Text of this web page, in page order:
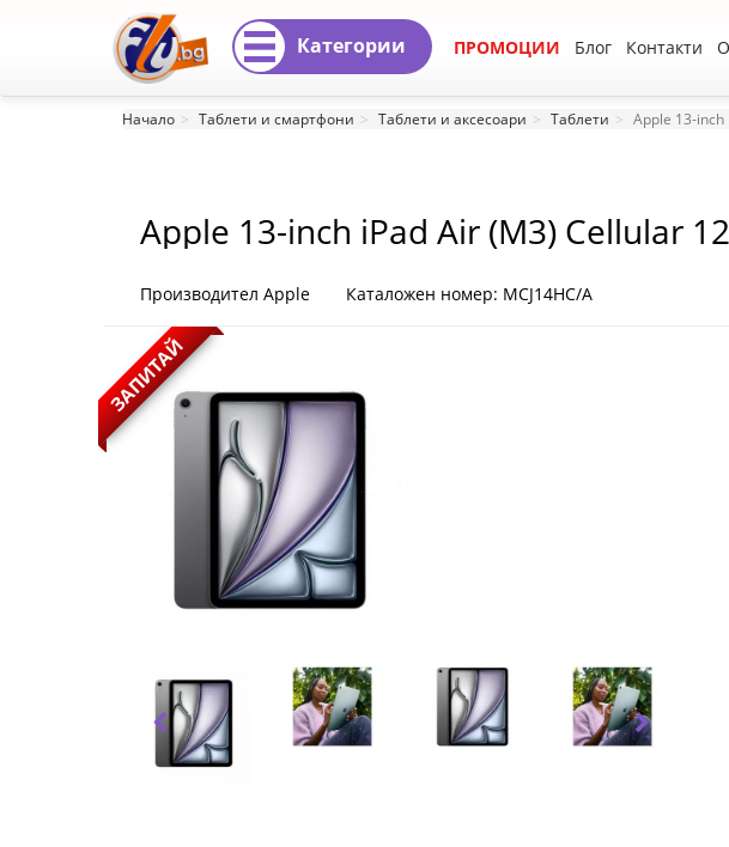
Apple
iPad
Air
(M3)
Cellular
128GB
Space
MCJ14HC/A
Fly.bg
Категории ПРОМОЦИИ Блог Контакти
Начало Таблети и смартфони Таблети и аксесоари Таблети Apple 13-inch
Apple 13-inch iPad Air (M3) Cellular
Производител Apple Каталожен номер: MCJ14HC/A
ЗАПИТАЙ